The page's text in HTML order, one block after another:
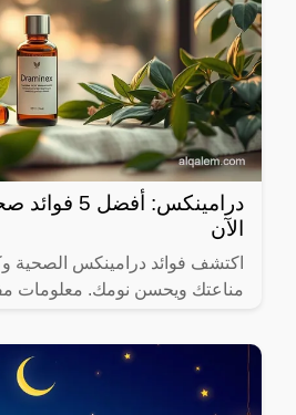
درامينكس:
الآن
اكتشف فوائد درامينكس الصحية
مناعتك ويحسن نومك. معلومات